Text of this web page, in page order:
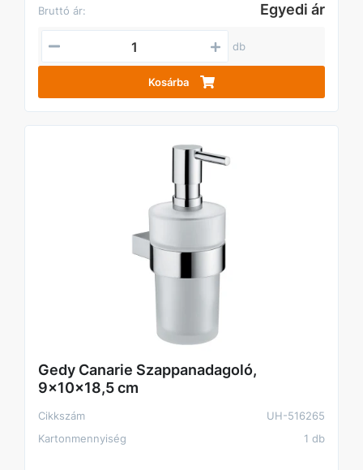
Bruttó ár:
Egyedi ár
db
Kosárba
Gedy Canarie Szappanadagoló,
9x10x18,5 cm
Cikkszám
UH-516265
Kartonmennyiség
1 db